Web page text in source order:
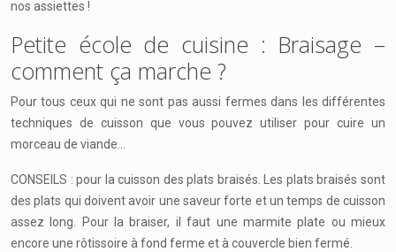
nos assiettes !
Petite école de cuisine : Braisage –
comment ça marche ?
Pour tous ceux qui ne sont pas aussi fermes dans les différentes
techniques de cuisson que vous pouvez utiliser pour cuire un
morceau de viande…
CONSEILS : pour la cuisson des plats braisés. Les plats braisés sont
des plats qui doivent avoir une saveur forte et un temps de cuisson
assez long. Pour la braiser, il faut une marmite plate ou mieux
encore une rôtissoire à fond ferme et à couvercle bien fermé.